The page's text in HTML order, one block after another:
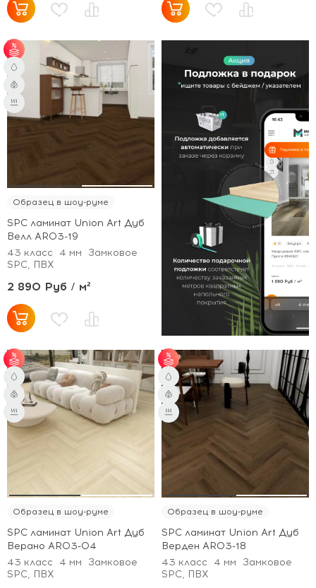
от 51 м² - скидка 3%;
от 101 м² - скидка 5%.
Образец в шоу-руме
SPC ламинат Union Art Дуб
Велл AR03-19
43 класс
4 мм
Замковое
SPC, ПВХ
2 890 Руб / м²
от 51 м² - скидка 3%;
от 101 м² - скидка 5%.
Образец в шоу-руме
SPC ламинат Union Art Дуб
Верано AR03-04
43 класс
4 мм
Замковое
SPC, ПВХ
от 51 м² - скидка 3%;
от 101 м² - скидка 5%.
Образец в шоу-руме
SPC ламинат Union Art Дуб
Верден AR03-18
43 класс
4 мм
Замковое
SPC, ПВХ